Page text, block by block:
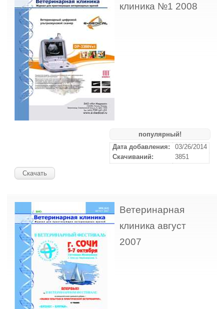
клиника №1 2008
популярный!
Дата добавления:
03/26/2014
Скачиваний:
3851
Скачать
Ветеринарная
клиника август
2007